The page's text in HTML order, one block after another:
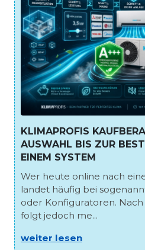
KLIMAPROFIS
AUSWAHL BIS ZUR
EINEM SYSTEM
Wer heute online nach
landet häufig bei
oder Konfiguratoren.
folgt jedoch me...
weiter lesen